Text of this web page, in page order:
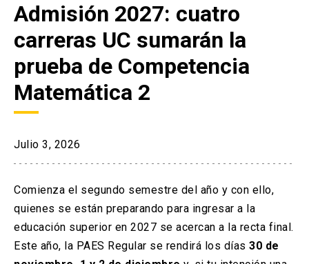
Financiamiento y Matrícula
Admisión Postgrado
Admisión 2027: cuatro
carreras UC sumarán la
prueba de Competencia
Matemática 2
Julio 3, 2026
Comienza el segundo semestre del año y con ello,
quienes se están preparando para ingresar a la
educación superior en 2027 se acercan a la recta final.
Este año, la PAES Regular se rendirá los días 30 de